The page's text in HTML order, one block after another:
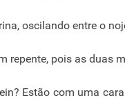
oscilando entre o
repente, pois as duas
Estão com uma